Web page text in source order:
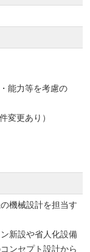
能力等を考慮の
変更あり）
機械設計を担当す
新設や省人化設備
ンセプト設計から